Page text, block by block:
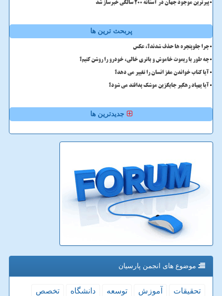
پیرترین موجود جهان در آستانه ۲۰۰ سالگی خبرساز شد
پربحث ترین ها
چرا جلوپنجره ها حذف شدند؟، عکس
چه طور با ریموت خاموش و باتری خالی، خودرو را روشن کنیم؟
آیا کتاب خواندن مغز انسان را تغییر می دهد؟
آیا پهپاد رهگیر جایگزین موشک پدافند می شود؟
جدیدترین ها
موضوع های انجمن پارسیان
تحقیقات آموزش توسعه دانشگاه
تخصص